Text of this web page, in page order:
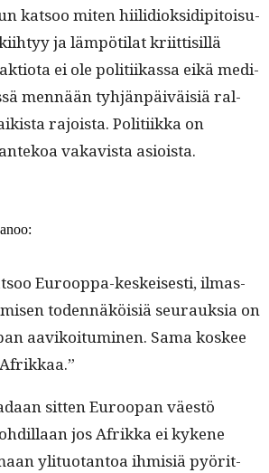
kat­soo miten hiilid­iok­sidip­i­toisu­
ja läm­pöti­lat kri­it­tisil­lä
ei ole poli­ti­ikas­sa eikä medi­
men­nään tyhjän­päiväisiä ral­
rajoista. Poli­ti­ik­ka on
vakav­ista asioista.
Euroop­pa-keskeis­es­ti, ilmas­
toden­näköisiä seu­rauk­sia on
aavikoi­tu­mi­nen. Sama kos­kee
sit­ten Euroopan väestö
jos Afrik­ka ei kykene
yli­tuotan­toa ihmisiä pyörit­